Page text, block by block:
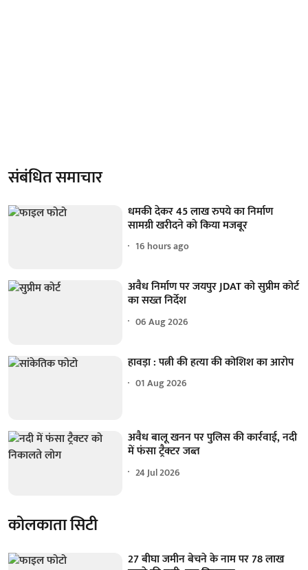
संबंधित समाचार
धमकी देकर 45 लाख रुपये का निर्माण
सामग्री खरीदने को किया मजबूर
16 hours ago
अवैध निर्माण पर जयपुर JDAT को सुप्रीम कोर्ट
का सख्त निर्देश
06 Aug 2026
हावड़ा : पत्नी की हत्या की कोशिश का आरोप
01 Aug 2026
अवैध बालू खनन पर पुलिस की कार्रवाई, नदी
में फंसा ट्रैक्टर जब्त
24 Jul 2026
कोलकाता सिटी
27 बीघा जमीन बेचने के नाम पर 78 लाख